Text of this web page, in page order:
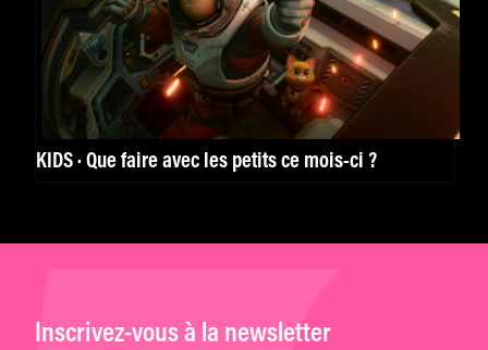
KIDS · Que faire avec les petits ce mois-ci ?
Inscrivez-vous à la newsletter